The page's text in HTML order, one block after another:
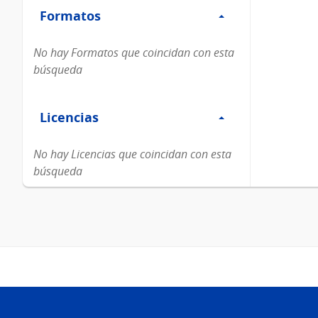
Formatos
Formatos
No hay Formatos que coincidan con esta
búsqueda
Licencias
Licencias
No hay Licencias que coincidan con esta
búsqueda